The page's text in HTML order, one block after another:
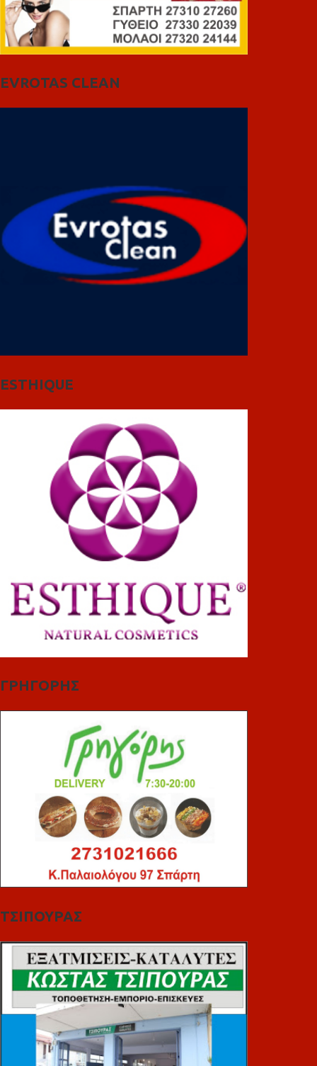
EVROTAS CLEAN
ESTHIQUE
ΓΡΗΓΟΡΗΣ
ΤΣΙΠΟΥΡΑΣ